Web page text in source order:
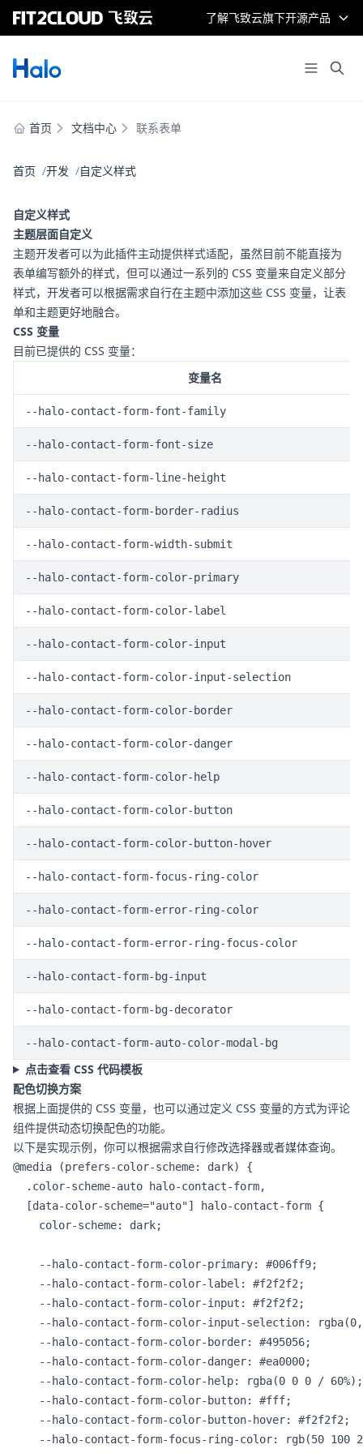
了解飞致云旗下开源产品
首页 文档中心 联系表单
首页 开发 自定义样式
自定义样式
主题层面自定义
主题开发者可以为此插件主动提供样式适配，虽然目前不能直接为
表单编写额外的样式，但可以通过一系列的 CSS 变量来自定义部分
样式，开发者可以根据需求自行在主题中添加这些 CSS 变量，让表
单和主题更好地融合。
CSS 变量
目前已提供的 CSS 变量：
变量名
--halo-contact-form-font-family
--halo-contact-form-font-size
--halo-contact-form-line-height
--halo-contact-form-border-radius
--halo-contact-form-width-submit
--halo-contact-form-color-primary
--halo-contact-form-color-label
--halo-contact-form-color-input
--halo-contact-form-color-input-selection
--halo-contact-form-color-border
--halo-contact-form-color-danger
--halo-contact-form-color-help
--halo-contact-form-color-button
--halo-contact-form-color-button-hover
--halo-contact-form-focus-ring-color
--halo-contact-form-error-ring-color
--halo-contact-form-error-ring-focus-color
--halo-contact-form-bg-input
--halo-contact-form-bg-decorator
--halo-contact-form-auto-color-modal-bg
点击查看 CSS 代码模板
配色切换方案
根据上面提供的 CSS 变量，也可以通过定义 CSS 变量的方式为评论
组件提供动态切换配色的功能。
以下是实现示例，你可以根据需求自行修改选择器或者媒体查询。
@media (prefers-color-scheme: dark) {
  .color-scheme-auto halo-contact-form,
  [data-color-scheme="auto"] halo-contact-form {
    color-scheme: dark;
    --halo-contact-form-color-primary: #006ff9;
    --halo-contact-form-color-label: #f2f2f2;
    --halo-contact-form-color-input: #f2f2f2;
--halo-contact-form-color-input-selection:
    --halo-contact-form-color-border: #495056;
    --halo-contact-form-color-danger: #ea0000;
    --halo-contact-form-color-help: rgba(0 0 0 / 60%);
    --halo-contact-form-color-button: #fff;
    --halo-contact-form-color-button-hover: #f2f2f2;
--halo-contact-form-focus-ring-color: rgb(50 100